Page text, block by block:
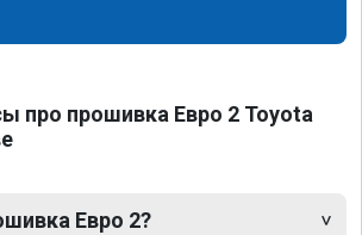
про прошивка Евро 2 Toyota
Евро 2?